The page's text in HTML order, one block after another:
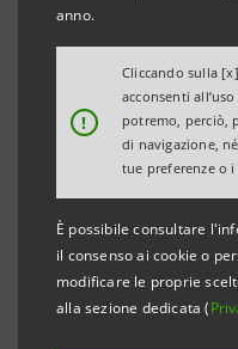
anno.
!
Cliccando sulla
acconsenti
potremo, perciò,
di navigazione,
tue preferenze o
È possibile consultare
il consenso ai cookie o
modificare le proprie
alla sezione dedicata (
modelli portuali. Il
scenari tra
Previsioni
globale è